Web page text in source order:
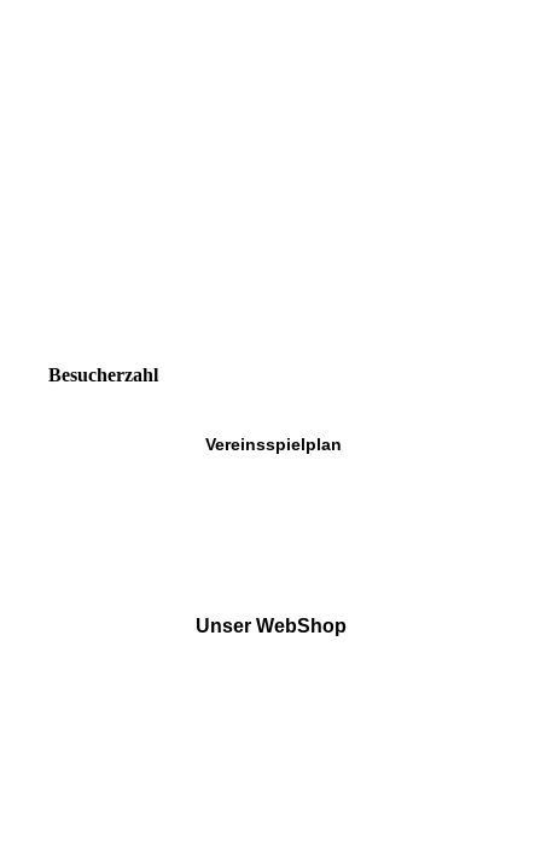
Besucherzahl
Vereinsspielplan
Unser WebShop